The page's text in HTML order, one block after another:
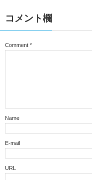
コメント欄
Comment *
Name
E-mail
URL